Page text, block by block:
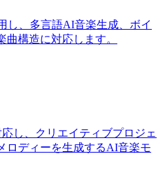
し、多言語AI音楽生成、ボイ
構造に対応します。
し、クリエイティブプロジェ
ロディーを生成するAI音楽モ